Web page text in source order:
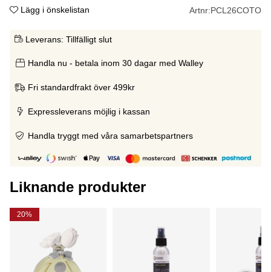
Lägg i önskelistan Artnr:PCL26COTO
Leverans: Tillfälligt slut
Handla nu - betala inom 30 dagar med Walley
Fri standardfrakt över 499kr
Expressleverans möjlig i kassan
Handla tryggt med våra samarbetspartners
Liknande produkter
20%